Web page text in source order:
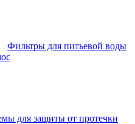
Фильтры для питьевой воды
для защиты от протечки